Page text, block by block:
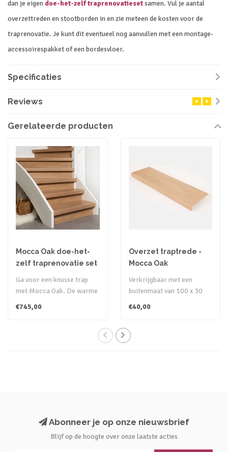
dan je eigen doe-het-zelf traprenovatiesetsamen. Vul je aantal
overzettreden en stootborden in en zie meteen de kosten voor de
traprenovatie. Je kunt dit eventueel nog aanvullen met een montage-
accessoirespakket of een bordesvloer.
Specificaties
Reviews
Gerelateerde producten
Mocca Oak doe-het-
zelf traprenovatie set
Ga voor een knusse trap
met Mocca Oak. De warme
hartelijke ui..
€745,00
Overzet traptrede -
Mocca Oak
Verkrijgbaar met een
buitenmaat van 100 x 30
Hiermee kan de g..
€40,00
Abonneer je op onze nieuwsbrief
Blijf op de hoogte over onze laatste acties